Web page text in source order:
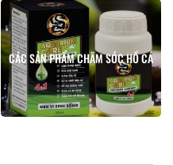
CÁC SẢN PHẨM CHĂM SÓC HỒ CÁ